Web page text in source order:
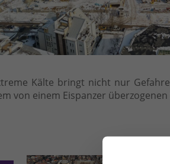
Kälte bringt nicht nur
von einem Eispanzer